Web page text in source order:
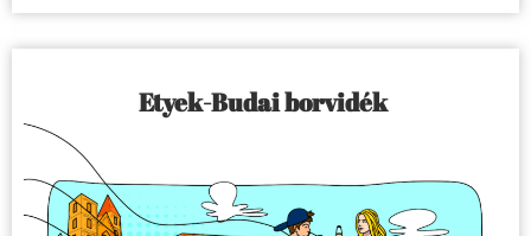
Etyek-Budai borvidék